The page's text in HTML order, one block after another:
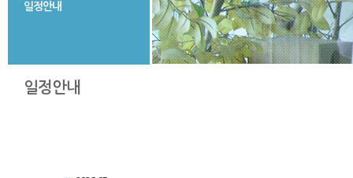
시설현황
층별안내
자매둘러보기
일정안내
일정안내